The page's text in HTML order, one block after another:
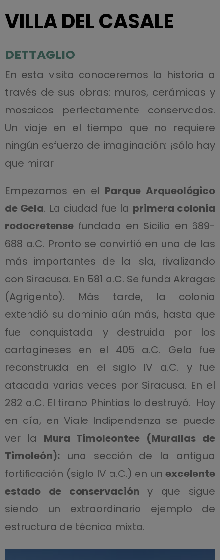
VILLA DEL CASALE
DETTAGLIO
En esta visita conoceremos la historia a
través de sus obras: muros, cerámicas y
mosaicos perfectamente conservados.
Un viaje en el tiempo que no requiere
ningún esfuerzo de imaginación: ¡sólo hay
que mirar!
Empezamos en el Parque Arqueológico
de Gela. La ciudad fue la primera colonia
rodocretensefundada en Sicilia en 689-
688 a.C. Pronto se convirtió en una de las
más importantes de la isla, rivalizando
con Siracusa. En 581 a.C. Se funda Akragas
(Agrigento). Más tarde, la colonia
extendió su dominio aún más, hasta que
fue conquistada y destruida por los
cartagineses en el 405 a.C. Gela fue
reconstruida en el siglo IV a.C. y fue
atacada varias veces por Siracusa. En el
282 a.C. El tirano Phintias lo destruyó. Hoy
en día, en Viale Indipendenza se puede
ver la Mura Timoleontee (Murallas de
Timoleón):una sección de la antigua
fortificación (siglo IV a.C.) en unexcelente
estado de conservacióny que sigue
siendo un extraordinario ejemplo de
estructura de técnica mixta.